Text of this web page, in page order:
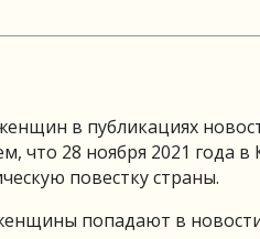
в публикациях
что 28 ноября 2021 года
повестку страны.
попадают в